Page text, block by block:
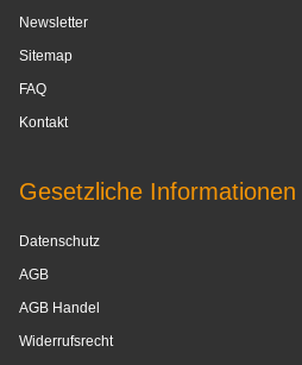
Newsletter
Sitemap
FAQ
Kontakt
Gesetzliche Informationen
Datenschutz
AGB
AGB Handel
Widerrufsrecht